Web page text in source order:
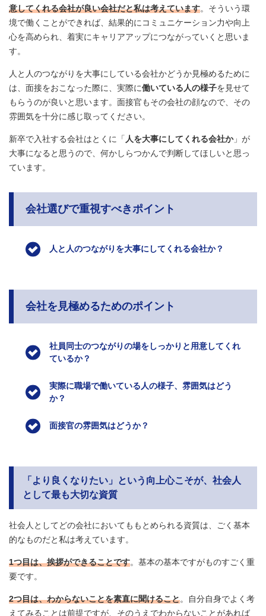
意してくれる会社が良い会社だと私は考えています。そういう環
境で働くことができれば、結果的にコミュニケーション力や向上
心を高められ、着実にキャリアアップにつながっていくと思いま
す。
人と人のつながりを大事にしている会社かどうか見極めるために
は、面接をおこなった際に、実際に働いている人の様子を見せて
もらうのが良いと思います。面接官もその会社の顔なので、その
雰囲気を十分に感じ取ってください。
新卒で入社する会社はとくに「 人を大事にしてくれる会社か」が
大事になると思うので、何かしらつかんで判断してほしいと思っ
ています。
会社選びで重視すべきポイント
人と人のつながりを大事にしてくれる会社か？
会社を見極めるためのポイント
社員同士のつながりの場をしっかりと用意してくれ
ているか？
実際に職場で働いている人の様子、雰囲気はどう
か？
面接官の雰囲気はどうか？
「より良くなりたい」という向上心こそが、社会人
として最も大切な資質
社会人としてどの会社においてももとめられる資質は、ごく基本
的なものだと私は考えています。
1つ目は、挨拶ができることです。基本の基本ですがものすごく重
要です。
2つ目は、わからないことを素直に聞けること。自分自身でよく考
えてみることは前提ですが、そのうえでわからないことがあれば